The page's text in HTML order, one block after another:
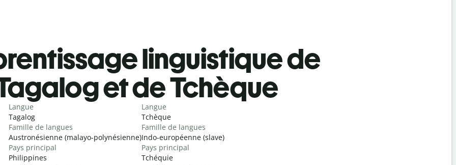
linguistique de
et de Tchèque
Langue
Tagalog
Famille de langues
Austronésienne (malayo-polynésienne)
Pays principal
Philippines
Langue
Tchèque
Famille de langues
Indo-européenne (slave)
Pays principal
Tchéquie